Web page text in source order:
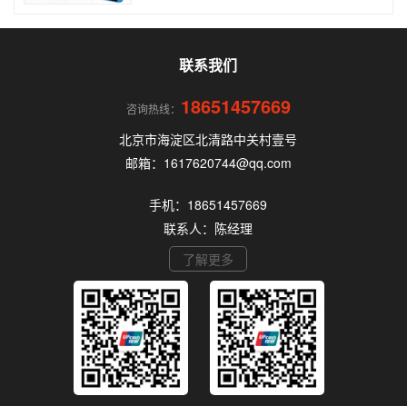
联系我们
咨询热线： 18651457669
北京市海淀区北清路中关村壹号
邮箱：1617620744@qq.com
手机：18651457669
联系人：陈经理
了解更多